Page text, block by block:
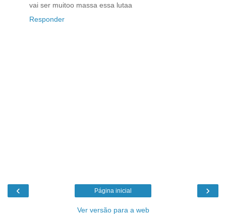
vai ser muitoo massa essa lutaa
Responder
‹ ›
Página inicial
Ver versão para a web